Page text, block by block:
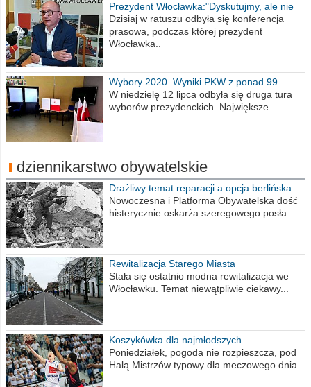
Prezydent Włocławka:"Dyskutujmy, ale nie
obrażajmy się”
Dzisiaj w ratuszu odbyła się konferencja
prasowa, podczas której prezydent
Włocławka..
Wybory 2020. Wyniki PKW z ponad 99
procent obwodów
W niedzielę 12 lipca odbyła się druga tura
wyborów prezydenckich. Największe..
dziennikarstwo obywatelskie
Drażliwy temat reparacji a opcja berlińska
Nowoczesna i Platforma Obywatelska dość
histerycznie oskarża szeregowego posła..
Rewitalizacja Starego Miasta
Stała się ostatnio modna rewitalizacja we
Włocławku. Temat niewątpliwie ciekawy...
Koszykówka dla najmłodszych
Poniedziałek, pogoda nie rozpieszcza, pod
Halą Mistrzów typowy dla meczowego dnia..